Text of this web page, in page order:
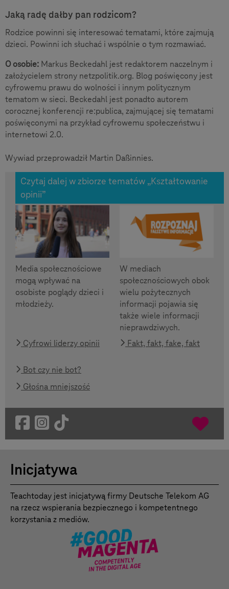
Jaką radę dałby pan rodzicom?
Rodzice powinni się interesować tematami, które zajmują
dzieci. Powinni ich słuchać i wspólnie o tym rozmawiać.
O osobie: Markus Beckedahl jest redaktorem naczelnym i
założycielem strony netzpolitik.org. Blog poświęcony jest
cyfrowemu prawu do wolności i innym politycznym
tematom w sieci. Beckedahl jest ponadto autorem
corocznej konferencji re:publica, zajmującej się tematami
poświęconymi na przykład cyfrowemu społeczeństwu i
internetowi 2.0.
Wywiad przeprowadził Martin Daßinnies.
Czytaj dalej w zbiorze tematów „Kształtowanie
opinii”
Media społecznościowe
mogą wpływać na
osobiste poglądy dzieci i
młodzieży.
Cyfrowi liderzy opinii
W mediach
społecznościowych obok
wielu pożytecznych
informacji pojawia się
także wiele informacji
nieprawdziwych.
Fakt, fakt, fake, fakt
Bot czy nie bot?
Głośna mniejszość
Inicjatywa
Teachtoday jest inicjatywą firmy Deutsche Telekom AG
na rzecz wspierania bezpiecznego i kompetentnego
korzystania z mediów.